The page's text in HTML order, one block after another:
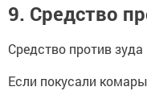
9. Средство
Средство против зуда
Если покусали